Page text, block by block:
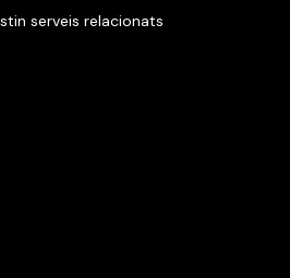
serveis relacionats